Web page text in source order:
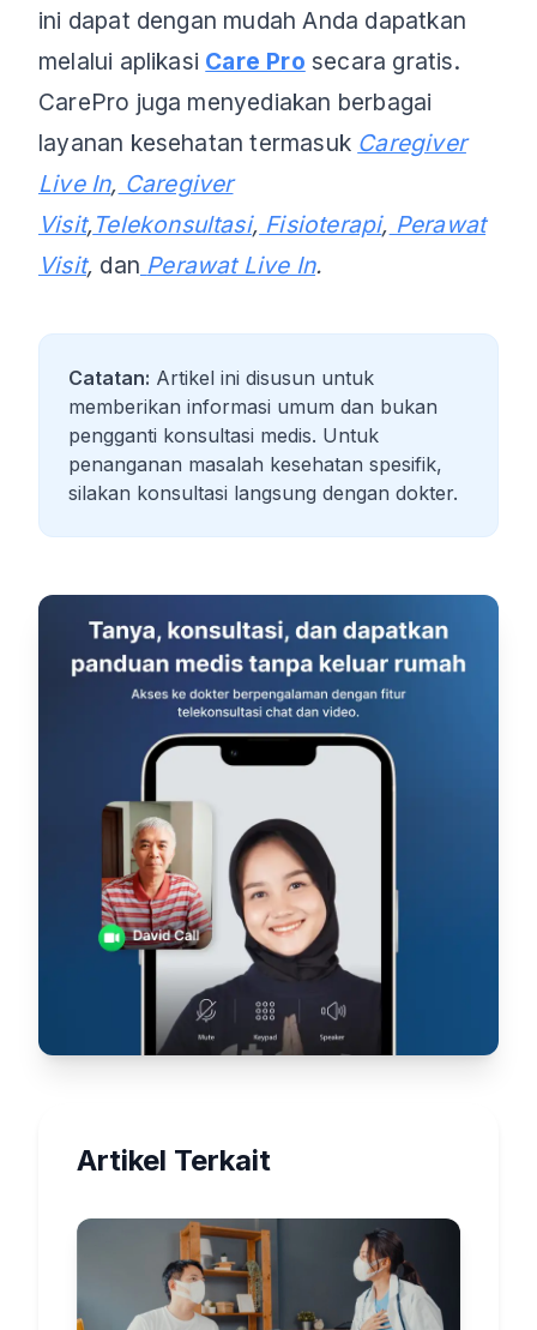
ini dapat dengan mudah Anda dapatkan
melalui aplikasi Care Pro secara gratis.
CarePro juga menyediakan berbagai
layanan kesehatan termasuk Caregiver
Live In, Caregiver
Visit,Telekonsultasi, Fisioterapi, Perawat
Visit, dan Perawat Live In.
Catatan: Artikel ini disusun untuk
memberikan informasi umum dan bukan
pengganti konsultasi medis. Untuk
penanganan masalah kesehatan spesifik,
silakan konsultasi langsung dengan dokter.
Artikel Terkait